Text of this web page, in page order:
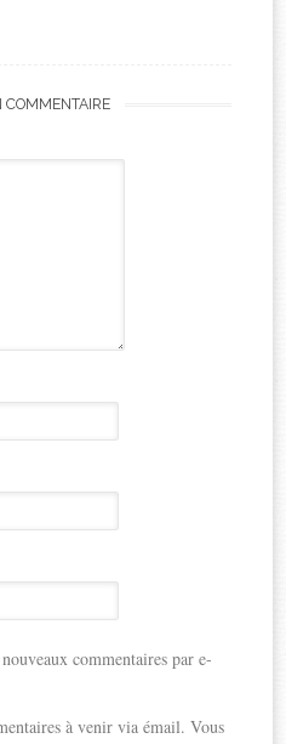
COMMENTAIRE
commentaires par e-
à venir via émail. Vous